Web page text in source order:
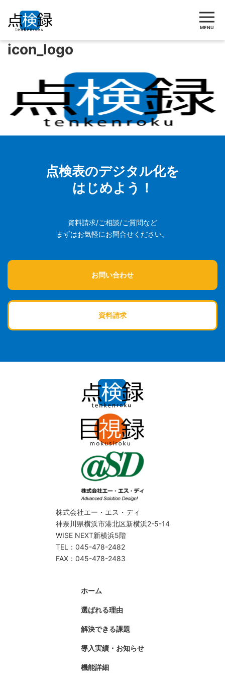
MENU
icon_logo
点検表のデジタル化を
はじめよう！
資料請求/ご相談/ご質問など
まずはお気軽にお問合せください。
お問い合わせ
資料請求
株式会社エー・エス・ディ
神奈川県横浜市港北区新横浜2-5-14
WISE NEXT新横浜5階
TEL：045-478-2482
FAX：045-478-2483
ホーム
選ばれる理由
解決できる課題
導入実績・お知らせ
機能詳細